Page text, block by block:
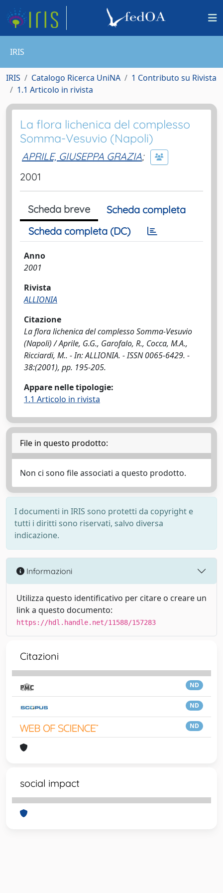
IRIS
IRIS Catalogo Ricerca UniNA
1 Contributo su Rivista
1.1 Articolo in rivista
La flora lichenica del complesso
Somma-Vesuvio (Napoli)
APRILE, GIUSEPPA GRAZIA;
2001
Scheda breve
Scheda completa
Scheda completa (DC)
Anno
2001
Rivista
ALLIONIA
Citazione
La flora lichenica del complesso Somma-Vesuvio
(Napoli) / Aprile, G.G., Garofalo, R., Cocca, M.A.,
Ricciardi, M.. - In: ALLIONIA. - ISSN 0065-6429. -
38:(2001), pp. 195-205.
Appare nelle tipologie:
1.1 Articolo in rivista
File in questo prodotto:
Non ci sono file associati a questo prodotto.
I documenti in IRIS sono protetti da copyright e
tutti i diritti sono riservati, salvo diversa
indicazione.
Informazioni
Utilizza questo identificativo per citare o creare un
link a questo documento:
https://hdl.handle.net/11588/157283
Citazioni
ND
ND
ND
social impact